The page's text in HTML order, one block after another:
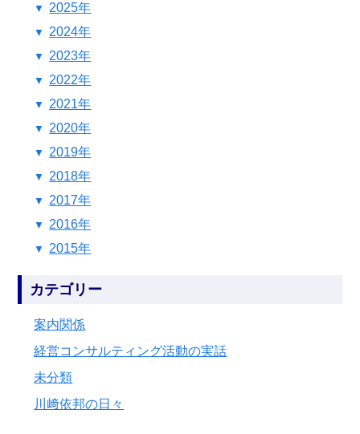
2025年
2024年
2023年
2022年
2021年
2020年
2019年
2018年
2017年
2016年
2015年
カテゴリー
案内関係
経営コンサルティング活動の実話
未分類
川﨑依邦の日々